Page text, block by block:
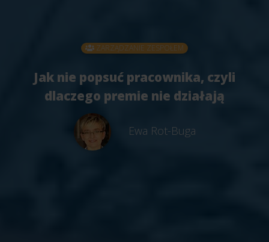
ZARZĄDZANIE ZESPOŁEM
Jak nie popsuć pracownika, czyli
dlaczego premie nie działają
Ewa Rot-Buga